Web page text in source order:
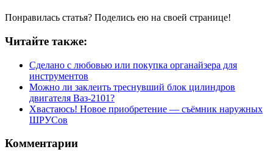
Понравилась статья? Поделись ею на своей странице!
Читайте также:
Сделано с любовью или покупка органайзера для
инструментов
Можно ли заклеить треснувший блок цилиндров
двигателя Ваз-2101?
Хвастаюсь! Новое приобретение — съёмник наружных
ШРУСов
Комментарии